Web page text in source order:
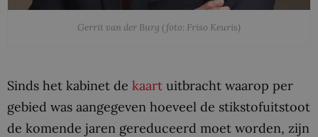
Gerrit van der Burg (foto: Friso Keuris)
Sinds het kabinet de kaart uitbracht waarop per
gebied was aangegeven hoeveel de stikstofuitstoot
de komende jaren gereduceerd moet worden, zijn